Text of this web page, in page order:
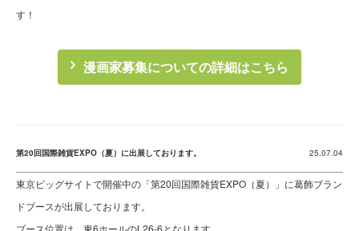
す！
漫画家募集についての詳細はこちら
第20回国際雑貨EXPO（夏）に出展しております。 25.07.04
東京ビッグサイトで開催中の「第20回国際雑貨EXPO（夏）」に葛飾ブラン
ドブースが出展しております。
ブース位置は、東6ホールのL26-6となります。